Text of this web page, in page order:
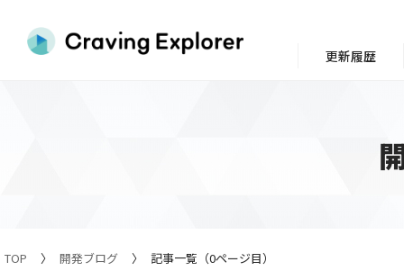
TOP 開発ブログ 記事一覧（0ページ目）
更新履歴